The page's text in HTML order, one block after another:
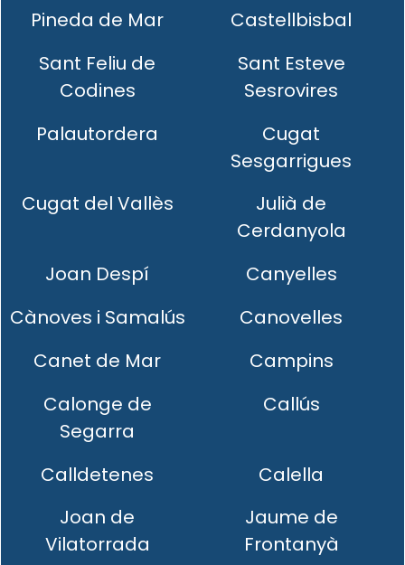
Pineda de Mar
Castellbisbal
Sant Feliu de
Codines
Sant Esteve
Sesrovires
Palautordera
Cugat
Sesgarrigues
Cugat del Vallès
Julià de
Cerdanyola
Joan Despí
Canyelles
Cànoves i Samalús
Canovelles
Canet de Mar
Campins
Calonge de
Segarra
Callús
Calldetenes
Calella
Joan de
Vilatorrada
Jaume de
Frontanyà